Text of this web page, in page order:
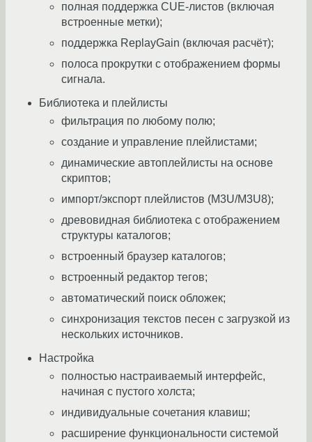
полная поддержка CUE-листов (включая
встроенные метки);
поддержка ReplayGain (включая расчёт);
полоса прокрутки с отображением формы
сигнала.
Библиотека и плейлисты
фильтрация по любому полю;
создание и управление плейлистами;
динамические автоплейлисты на основе
скриптов;
импорт/экспорт плейлистов (M3U/M3U8);
древовидная библиотека с отображением
структуры каталогов;
встроенный браузер каталогов;
встроенный редактор тегов;
автоматический поиск обложек;
синхронизация текстов песен с загрузкой из
нескольких источников.
Настройка
полностью настраиваемый интерфейс,
начиная с пустого холста;
индивидуальные сочетания клавиш;
расширение функциональности системой